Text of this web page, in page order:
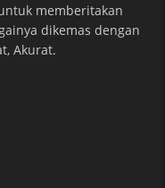
memberitakan
dikemas dengan
Akurat.